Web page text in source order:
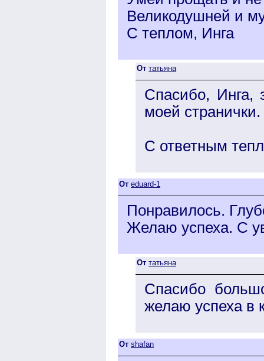
Великодушней и
С теплом, Инга
От татьяна
Спасибо, Инга,
моей странички.
С ответным
От eduard-1
Понравилось.
Желаю успеха. С
От татьяна
Спасибо
желаю успеха в
От shafan